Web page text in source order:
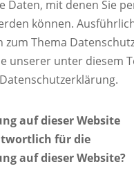
Daten, mit denen Sie
können.
Thema
unserer unter diesem
auf dieser Website
für die
auf dieser Website?